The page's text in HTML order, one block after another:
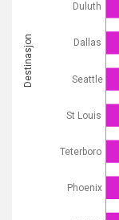
Duluth
Dallas
Seattle
St Louis
Teterboro
Phoenix
Destinasjon